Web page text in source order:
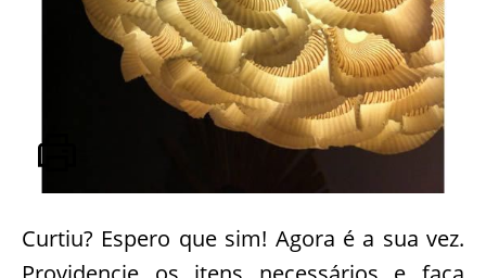
Curtiu? Espero que sim! Agora é a sua vez.